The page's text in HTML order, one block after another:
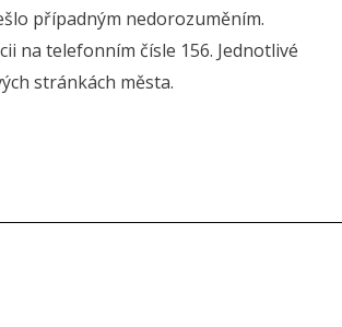
případným nedorozuměním.
na telefonním čísle 156. Jednotlivé
stránkách města.